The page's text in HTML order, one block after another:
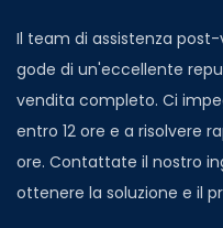
Il team di assistenza
gode di un'eccellente
vendita completo. Ci
entro 12 ore e a risolvere
ore. Contattate il nostro
ottenere la soluzione e il